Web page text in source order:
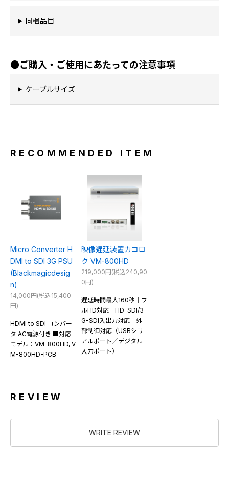
同梱品目
●ご購入・ご使用にあたっての注意事項
ケーブルサイズ
RECOMMENDED ITEM
Micro Converter H
DMI to SDI 3G PSU
(Blackmagicdesig
n)
14,000円(税込15,400
円)
HDMI to SDI コンバー
タ AC電源付き ■対応
モデル：VM-800HD, V
M-800HD-PCB
映像遅延装置カコロ
ク VM-800HD
219,000円(税込240,90
0円)
遅延時間最大160秒｜フ
ルHD対応｜HD-SDI/3
G-SDI入出力対応｜外
部制御対応（USBシリ
アルポート／デジタル
入力ポート）
REVIEW
WRITE REVIEW